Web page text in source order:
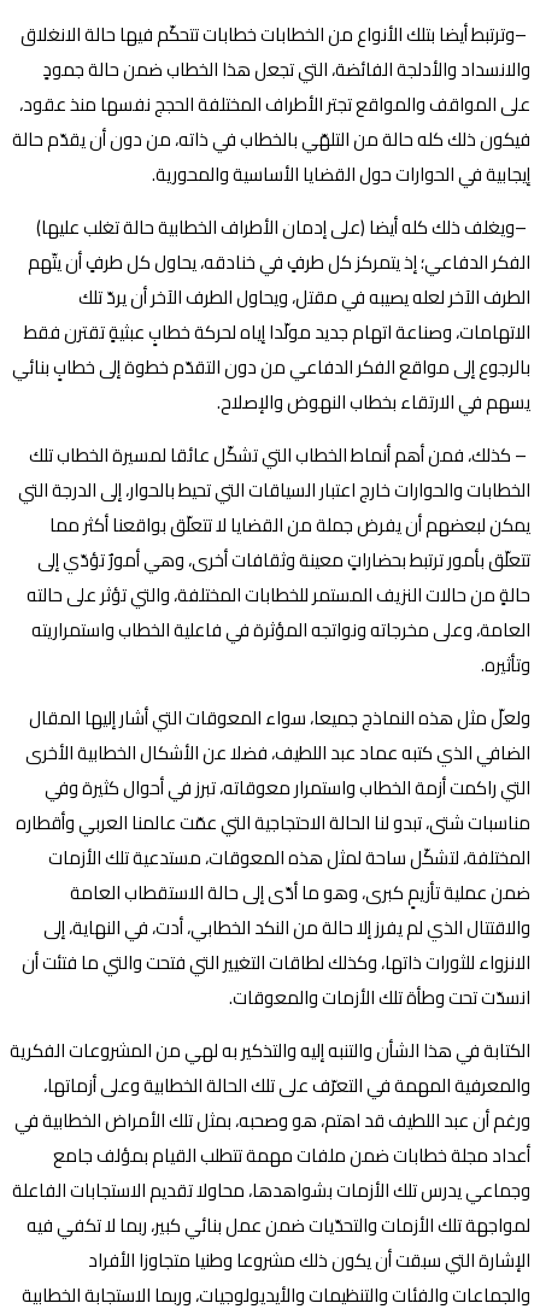
–وترتبط أيضا بتلك الأنواع من الخطابات خطابات تتحكّم فيها حالة الانغلاق
والانسداد والأدلجة الفائضة، التي تجعل هذا الخطاب ضمن حالة جمودٍ
على المواقف والمواقع تجتر الأطراف المختلفة الحجج نفسها منذ عقود،
فيكون ذلك كله حالة من التلهّي بالخطاب في ذاته، من دون أن يقدّم حالة
إيجابية في الحوارات حول القضايا الأساسية والمحورية.
–ويغلف ذلك كله أيضا (على إدمان الأطراف الخطابية حالة تغلب عليها)
الفكر الدفاعي؛ إذ يتمركز كل طرفٍ في خنادقه، يحاول كل طرفٍ أن يتّهم
الطرف الآخر لعله يصيبه في مقتل، ويحاول الطرف الآخر أن يردّ تلك
الاتهامات، وصناعة اتهام جديد مولّدا إياه لحركة خطابٍ عبثيةٍ تقترن فقط
بالرجوع إلى مواقع الفكر الدفاعي من دون التقدّم خطوة إلى خطابٍ بنائي
يسهم في الارتقاء بخطاب النهوض والإصلاح.
–كذلك، فمن أهم أنماط الخطاب التي تشكّل عائقا لمسيرة الخطاب تلك
الخطابات والحوارات خارج اعتبار السياقات التي تحيط بالحوار، إلى الدرجة التي
يمكن لبعضهم أن يفرض جملة من القضايا لا تتعلّق بواقعنا أكثر مما
تتعلّق بأمور ترتبط بحضاراتٍ معينة وثقافات أخرى، وهي أمورٌ تؤدّي إلى
حالةٍ من حالات النزيف المستمر للخطابات المختلفة، والتي تؤثر على حالته
العامة، وعلى مخرجاته ونواتجه المؤثرة في فاعلية الخطاب واستمراريته
وتأثيره.
ولعلّ مثل هذه النماذج جميعا، سواء المعوقات التي أشار إليها المقال
الضافي الذي كتبه عماد عبد اللطيف، فضلا عن الأشكال الخطابية الأخرى
التي راكمت أزمة الخطاب واستمرار معوقاته، تبرز في أحوال كثيرة وفي
مناسبات شتى، تبدو لنا الحالة الاحتجاجية التي عمّت عالمنا العربي وأقطاره
المختلفة، لتشكّل ساحة لمثل هذه المعوقات، مستدعية تلك الأزمات
ضمن عملية تأزيمٍ كبرى، وهو ما أدّى إلى حالة الاستقطاب العامة
والاقتتال الذي لم يفرز إلا حالة من النكد الخطابي، أدت، في النهاية، إلى
الانزواء للثورات ذاتها، وكذلك لطاقات التغيير التي فتحت والتي ما فتئت أن
انسدّت تحت وطأة تلك الأزمات والمعوقات.
الكتابة في هذا الشأن والتنبه إليه والتذكير به لهي من المشروعات الفكرية
والمعرفية المهمة في التعرّف على تلك الحالة الخطابية وعلى أزماتها،
ورغم أن عبد اللطيف قد اهتم، هو وصحبه، بمثل تلك الأمراض الخطابية في
أعداد مجلة خطابات ضمن ملفات مهمة تتطلب القيام بمؤلف جامع
وجماعي يدرس تلك الأزمات بشواهدها، محاولا تقديم الاستجابات الفاعلة
لمواجهة تلك الأزمات والتحدّيات ضمن عمل بنائي كبير، ربما لا تكفي فيه
الإشارة التي سبقت أن يكون ذلك مشروعا وطنيا متجاوزا الأفراد
والجماعات والفئات والتنظيمات والأيديولوجيات، وربما الاستجابة الخطابية